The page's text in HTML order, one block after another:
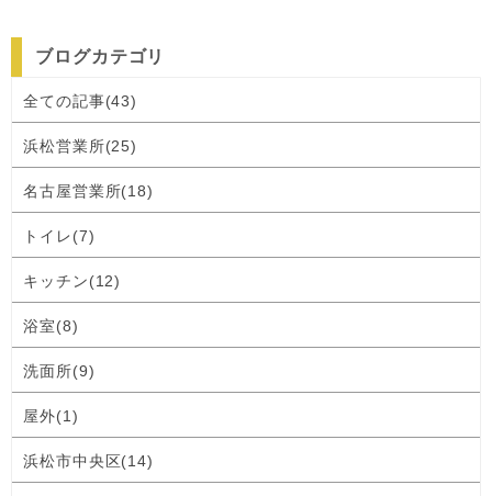
ブログカテゴリ
全ての記事(43)
浜松営業所(25)
名古屋営業所(18)
トイレ(7)
キッチン(12)
浴室(8)
洗面所(9)
屋外(1)
浜松市中央区(14)